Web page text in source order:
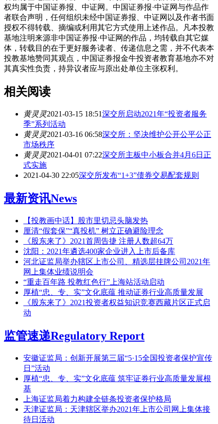
权均属于中国证券报、中证网。中国证券报·中证网与作品作
者联合声明，任何组织未经中国证券报、中证网以及作者书面
授权不得转载、摘编或利用其它方式使用上述作品。凡本投教
基地注明来源非中国证券报·中证网的作品，均转载自其它媒
体，转载目的在于更好服务读者、传递信息之需，并不代表本
投教基地赞同其观点，中国证券报金牛投资者教育基地亦不对
其真实性负责，持异议者应与原出处单位主张权利。
相关阅读
黄灵灵2021-03-15 18:51深交所启动2021年“投资者服务
季”系列活动
黄灵灵2021-03-16 06:58深交所：坚决维护公开公平公正
市场秩序
黄灵灵2021-04-01 07:22深交所主板中小板合并4月6日正
式实施
2021-04-30 22:05深交所发布“1+3”债券交易配套规则
最新资讯News
【投教画中话】股市里切忌头脑发热
厘清“假套保”“真投机” 树立正确避险理念
《股东来了》2021首周告捷 注册人数超64万
沈阳：2021年遴选400家企业进入上市后备库
河北证监局举办辖区上市公司、精选层挂牌公司2021年
网上集体业绩说明会
“重走百年路 投教红色行”上海站活动启动
厚植“忠、专、实”文化底蕴 推动证券行业高质量发展
《股东来了》2021投资者权益知识竞赛西藏片区正式启
动
监管速递Regulatory Report
安徽证监局：创新开展第三届“5·15全国投资者保护宣传
日”活动
厚植“忠、专、实”文化底蕴 筑牢证券行业高质量发展根
基
上海证监局着力构建全链条投资者保护格局
天津证监局：天津辖区举办2021年上市公司网上集体接
待日活动